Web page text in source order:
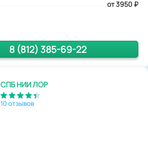
от 3950 ₽
8 (812) 385-69-22
СПБ НИИ ЛОР
10 отзывов